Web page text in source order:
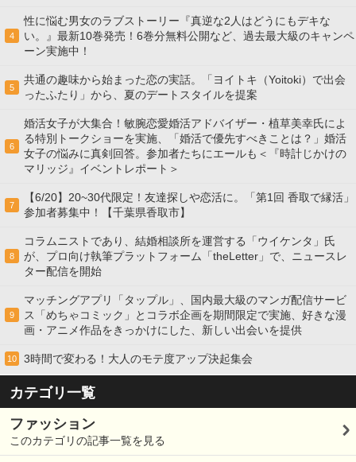
4
性に悩む男女のラブストーリー『真逆な2人はどうにもデキな
い。』最新10巻発売！6巻分無料公開など、過去最大級のキャンペ
ーン実施中！
5
共通の趣味から始まった恋の実話。「ヨイトキ（Yoitoki）で出会
ったふたり」から、夏のデートスタイルを提案
6
婚活女子が大集合！敏腕恋愛婚活アドバイザー・植草美幸氏によ
る特別トークショーを実施、「婚活で優先すべきことは？」婚活
女子の悩みに真剣回答。参加者たちにエールも＜『時計じかけの
マリッジ』イベントレポート＞
7
【6/20】20~30代限定！友達探しや恋活に。「第1回 香取で縁活」
参加者募集中！【千葉県香取市】
8
コラムニストであり、結婚相談所を運営する「ウイケンタ」氏
が、プロ向け執筆プラットフォーム「theLetter」で、ニュースレ
ター配信を開始
9
マッチングアプリ「タップル」、国内最大級のマンガ配信サービ
ス「めちゃコミック」とコラボ企画を期間限定で実施、好きな漫
画・アニメ作品をきっかけにした、新しい出会いを提供
10 3時間で変わる！大人のモテ度アップ決起集会
カテゴリ一覧
ファッション
このカテゴリの記事一覧を見る